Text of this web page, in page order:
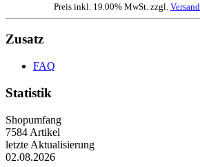
Preis inkl. 19.00% MwSt. zzgl. Versand
Zusatz
FAQ
Statistik
Shopumfang
7584 Artikel
letzte Aktualisierung
02.08.2026